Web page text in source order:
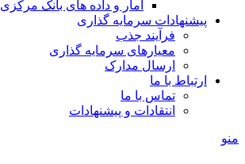
آمار و داده های بانک مرکزی
پیشنهادات سرمایه گذاری
فرآیند جذب
معیارهای سرمایه گذاری
ارسال مدارک
ارتباط با ما
تماس با ما
انتقادات و پیشنهادات
منو